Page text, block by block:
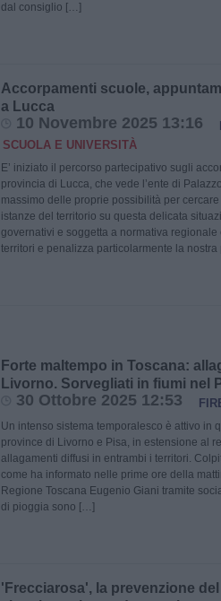
dal consiglio […]
Accorpamenti scuole,
a Lucca
10 Novembre 2025 13:16
SCUOLA E UNIVERSITÀ
E’ iniziato il percorso partecipativo sugli
provincia di Lucca, che vede l’ente di
massimo delle proprie possibilità per
istanze del territorio su questa delicata
governativi e soggetta a normativa
territori e penalizza particolarmente la
Forte maltempo in Toscana:
Livorno. Sorvegliati in fiumi nel
30 Ottobre 2025 12:53
Un intenso sistema temporalesco è attivo in
province di Livorno e Pisa, in estensione al
allagamenti diffusi in entrambi i territori.
come ha informato nelle prime ore della
Regione Toscana Eugenio Giani tramite
di pioggia sono […]
'Frecciarosa', la prevenzione